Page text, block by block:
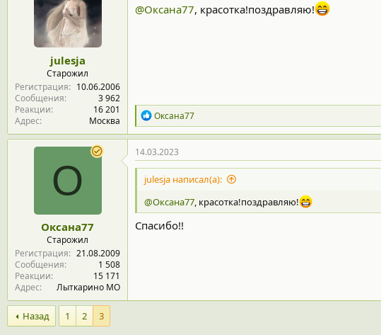
и
julesja
Старожил
Регистрация
10.06.2006
Сообщения
3 962
Реакции
16 201
Адрес
Москва
@Оксана77, красотка!поздравляю!
Р
е
а
к
ц
и
и
Оксана77
О
Оксана77
Старожил
Регистрация
21.08.2009
Сообщения
1 508
Реакции
15 171
Адрес
Лыткарино МО
14.03.2023
julesja написал(а):
@Оксана77, красотка!поздравляю!
Спасибо!!
Назад 1 2 3